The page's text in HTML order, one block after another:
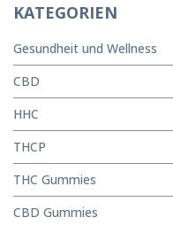
KATEGORIEN
Gesundheit und Wellness
CBD
HHC
THCP
THC Gummies
CBD Gummies